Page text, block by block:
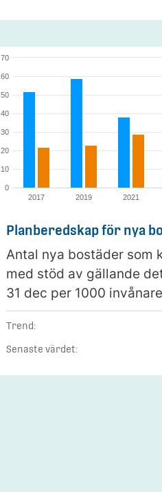
2017 2019 2021
0
10
20
30
40
50
60
70
Planberedskap för nya
Antal nya bostäder som
med stöd av gällande
31 dec per 1000 invånare
Trend:
Senaste värdet: